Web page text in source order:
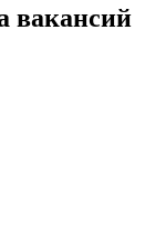
вакансий